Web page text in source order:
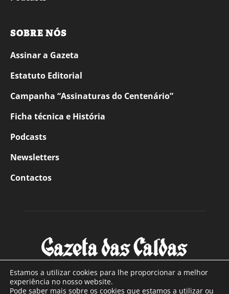
SOBRE NÓS
Assinar a Gazeta
Estatuto Editorial
Campanha “Assinaturas do Centenário”
Ficha técnica e História
Podcasts
Newsletters
Contactos
Estamos a utilizar cookies para lhe proporcionar a melhor
experiência no nosso website.
Pode saber mais sobre os cookies que estamos a utilizar ou